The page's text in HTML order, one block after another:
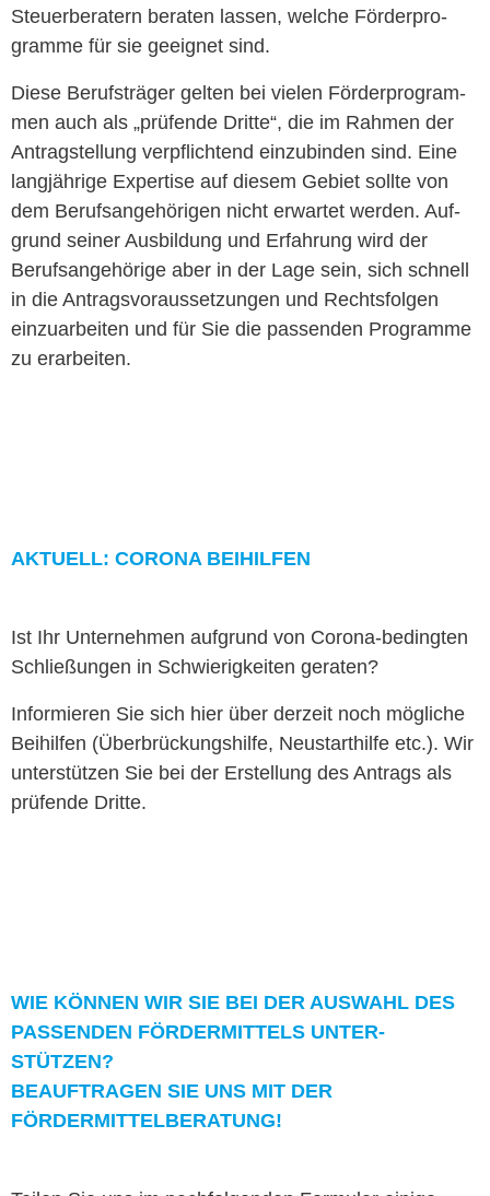
Steuer­ber­atern berat­en lassen, welche Förder­pro­
gramme für sie geeignet sind.
Diese Beruf­sträger gel­ten bei vie­len Förder­pro­gram­
men auch als „prüfende Dritte“, die im Rah­men der
Antrag­stel­lung verpflich­t­end einzu­binden sind. Eine
langjährige Exper­tise auf diesem Gebi­et sollte von
dem Beruf­sange­höri­gen nicht erwartet wer­den. Auf­
grund sein­er Aus­bil­dung und Erfahrung wird der
Beruf­sange­hörige aber in der Lage sein, sich schnell
in die Antragsvo­raus­set­zun­gen und Rechts­fol­gen
einzuar­beit­en und für Sie die passenden Pro­gramme
zu erarbeiten.
AKTUELL: CORO­NA BEIHILFEN
Ist Ihr Unternehmen auf­grund von Coro­na-bed­ingten
Schließun­gen in Schwierigkeit­en geraten?
Informieren Sie sich hier über derzeit noch mögliche
Bei­hil­fen (Über­brück­ung­shil­fe, Neustarthil­fe etc.). Wir
unter­stützen Sie bei der Erstel­lung des Antrags als
prüfende Dritte.
WIE KÖNNEN WIR SIE BEI DER AUSWAHL DES
PASSENDEN FÖR­DER­MIT­TELS UNTER­
STÜTZEN?
BEAUF­TRA­GEN SIE UNS MIT DER
FÖRDERMITTELBERATUNG!